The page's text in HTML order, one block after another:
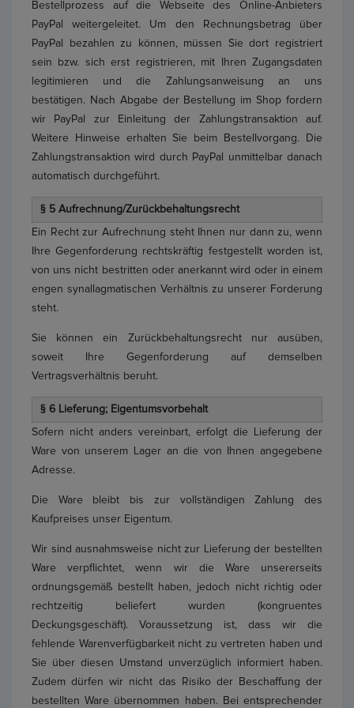
Bestellprozess auf die Webseite des Online-Anbieters
PayPal weitergeleitet. Um den Rechnungsbetrag über
PayPal bezahlen zu können, müssen Sie dort registriert
sein bzw. sich erst registrieren, mit Ihren Zugangsdaten
legitimieren und die Zahlungsanweisung an uns
bestätigen. Nach Abgabe der Bestellung im Shop fordern
wir PayPal zur Einleitung der Zahlungstransaktion auf.
Weitere Hinweise erhalten Sie beim Bestellvorgang. Die
Zahlungstransaktion wird durch PayPal unmittelbar danach
automatisch durchgeführt.
§ 5 Aufrechnung/Zurückbehaltungsrecht
Ein Recht zur Aufrechnung steht Ihnen nur dann zu, wenn
Ihre Gegenforderung rechtskräftig festgestellt worden ist,
von uns nicht bestritten oder anerkannt wird oder in einem
engen synallagmatischen Verhältnis zu unserer Forderung
steht.
Sie können ein Zurückbehaltungsrecht nur ausüben,
soweit Ihre Gegenforderung auf demselben
Vertragsverhältnis beruht.
§ 6 Lieferung; Eigentumsvorbehalt
Sofern nicht anders vereinbart, erfolgt die Lieferung der
Ware von unserem Lager an die von Ihnen angegebene
Adresse.
Die Ware bleibt bis zur vollständigen Zahlung des
Kaufpreises unser Eigentum.
Wir sind ausnahmsweise nicht zur Lieferung der bestellten
Ware verpflichtet, wenn wir die Ware unsererseits
ordnungsgemäß bestellt haben, jedoch nicht richtig oder
rechtzeitig beliefert wurden (kongruentes
Deckungsgeschäft). Voraussetzung ist, dass wir die
fehlende Warenverfügbarkeit nicht zu vertreten haben und
Sie über diesen Umstand unverzüglich informiert haben.
Zudem dürfen wir nicht das Risiko der Beschaffung der
bestellten Ware übernommen haben. Bei entsprechender